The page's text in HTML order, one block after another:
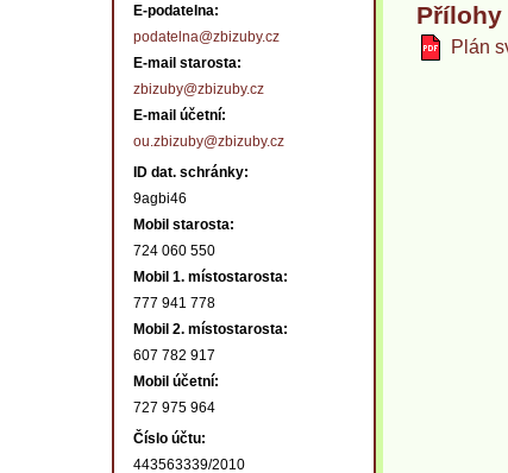
Přílohy
Plán
E-podatelna:
podatelna@zbizuby.cz
E-mail starosta:
zbizuby@zbizuby.cz
E-mail účetní:
ou.zbizuby@zbizuby.cz
ID dat. schránky:
9agbi46
Mobil starosta:
724 060 550
Mobil 1. místostarosta:
777 941 778
Mobil 2. místostarosta:
607 782 917
Mobil účetní:
727 975 964
Číslo účtu:
443563339/2010